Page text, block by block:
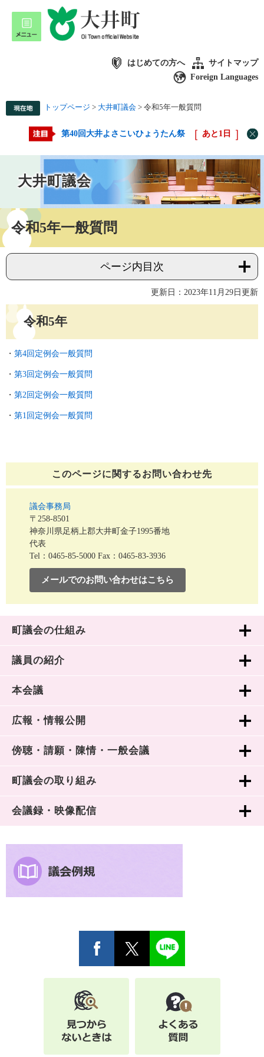
はじめての方へ
サイトマップ
Foreign Languages
トップページ > 大井町議会 > 令和5年一般質問
第40回大井よさこいひょうたん祭 あと 1 日
大井町議会
町議会の仕組み
議員の紹介
本会議
広報・情報公開
傍聴・請願・陳情・一般会議
町議会の取り組み
会議録・映像配信
令和5年一般質問
ページ内目次
更新日：2023年11月29日更新
令和5年
・ 第4回定例会一般質問
・ 第3回定例会一般質問
・ 第2回定例会一般質問
・ 第1回定例会一般質問
このページに関するお問い合わせ先
議会事務局
〒258-8501
神奈川県足柄上郡大井町金子1995番地
代表
Tel：0465-85-5000 Fax：0465-83-3936
メールでのお問い合わせはこちら